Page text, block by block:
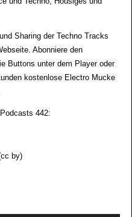
Sharing der Techno Tracks
Abonniere den
Buttons unter dem Player oder
kostenlose Electro Mucke
442:
by)